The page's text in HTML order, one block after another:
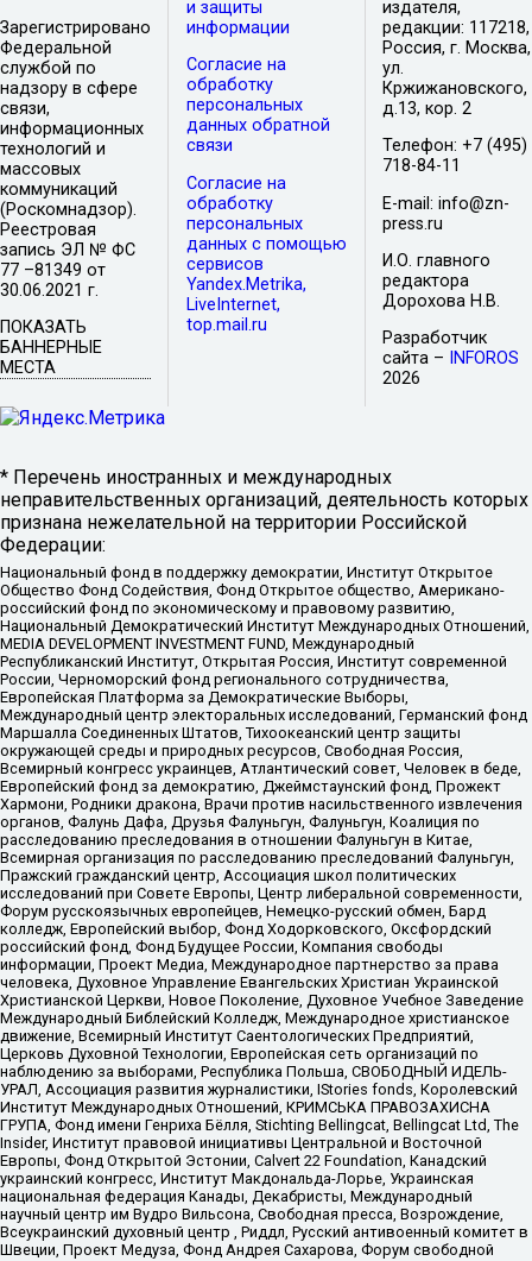
Зарегистрировано
Федеральной
службой по
надзору в сфере
связи,
информационных
технологий и
массовых
коммуникаций
(Роскомнадзор).
Реестровая
запись ЭЛ № ФС
77 –81349 от
30.06.2021 г.
ПОКАЗАТЬ
БАННЕРНЫЕ
МЕСТА
и защиты
информации
Согласие на
обработку
персональных
данных обратной
связи
Согласие на
обработку
персональных
данных с помощью
сервисов
Yandex.Metrika,
LiveInternet,
top.mail.ru
издателя,
редакции: 117218,
Россия, г. Москва,
ул.
Кржижановского,
д.13, кор. 2
Телефон: +7 (495)
718-84-11
E-mail: info@zn-
press.ru
И.О. главного
редактора
Дорохова Н.В.
Разработчик
сайта –
INFOROS
2026
* Перечень иностранных и международных
неправительственных организаций, деятельность которых
признана нежелательной на территории Российской
Федерации:
Национальный фонд в поддержку демократии, Институт Открытое
Общество Фонд Содействия, Фонд Открытое общество, Американо-
российский фонд по экономическому и правовому развитию,
Национальный Демократический Институт Международных Отношений,
MEDIA DEVELOPMENT INVESTMENT FUND, Международный
Республиканский Институт, Открытая Россия, Институт современной
России, Черноморский фонд регионального сотрудничества,
Европейская Платформа за Демократические Выборы,
Международный центр электоральных исследований, Германский фонд
Маршалла Соединенных Штатов, Тихоокеанский центр защиты
окружающей среды и природных ресурсов, Свободная Россия,
Всемирный конгресс украинцев, Атлантический совет, Человек в беде,
Европейский фонд за демократию, Джеймстаунский фонд, Прожект
Хармони, Родники дракона, Врачи против насильственного извлечения
органов, Фалунь Дафа, Друзья Фалуньгун, Фалуньгун, Коалиция по
расследованию преследования в отношении Фалуньгун в Китае,
Всемирная организация по расследованию преследований Фалуньгун,
Пражский гражданский центр, Ассоциация школ политических
исследований при Совете Европы, Центр либеральной современности,
Форум русскоязычных европейцев, Немецко-русский обмен, Бард
колледж, Европейский выбор, Фонд Ходорковского, Оксфордский
российский фонд, Фонд Будущее России, Компания свободы
информации, Проект Медиа, Международное партнерство за права
человека, Духовное Управление Евангельских Христиан Украинской
Христианской Церкви, Новое Поколение, Духовное Учебное Заведение
Международный Библейский Колледж, Международное христианское
движение, Всемирный Институт Саентологических Предприятий,
Церковь Духовной Технологии, Европейская сеть организаций по
наблюдению за выборами, Республика Польша, СВОБОДНЫЙ ИДЕЛЬ-
УРАЛ, Ассоциация развития журналистики, IStories fonds, Королевский
Институт Международных Отношений, КРИМСЬКА ПРАВОЗАХИСНА
ГРУПА, Фонд имени Генриха Бёлля, Stichting Bellingcat, Bellingcat Ltd, The
Insider, Институт правовой инициативы Центральной и Восточной
Европы, Фонд Открытой Эстонии, Calvert 22 Foundation, Канадский
украинский конгресс, Институт Макдональда-Лорье, Украинская
национальная федерация Канады, Декабристы, Международный
научный центр им Вудро Вильсона, Свободная пресса, Возрождение,
Всеукраинский духовный центр , Риддл, Русский антивоенный комитет в
Швеции, Проект Медуза, Фонд Андрея Сахарова, Форум свободной